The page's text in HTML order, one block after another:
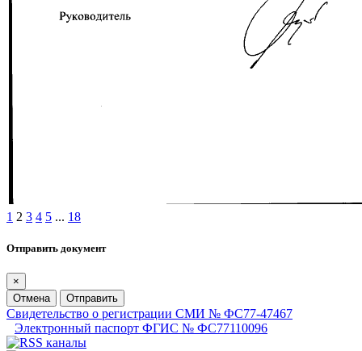
1 2 3 4 5 ... 18
Отправить документ
×
Отмена
Отправить
Свидетельство о регистрации СМИ № ФС77-47467
Электронный паспорт ФГИС № ФС77110096